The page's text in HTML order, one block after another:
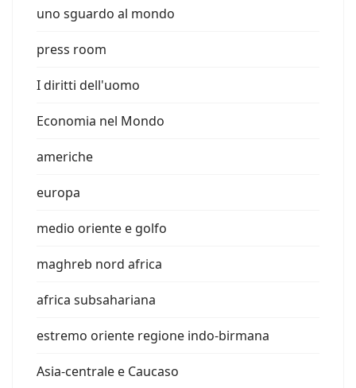
uno sguardo al mondo
press room
I diritti dell'uomo
Economia nel Mondo
americhe
europa
medio oriente e golfo
maghreb nord africa
africa subsahariana
estremo oriente regione indo-birmana
Asia-centrale e Caucaso